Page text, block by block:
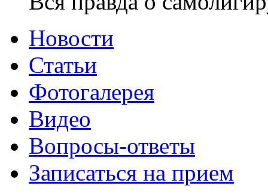
Новости
Статьи
Фотогалерея
Видео
Вопросы-ответы
Записаться на прием